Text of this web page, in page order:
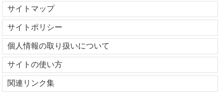
サイトマップ
サイトポリシー
個人情報の取り扱いについて
サイトの使い方
関連リンク集